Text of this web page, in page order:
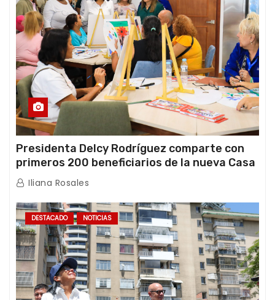
Presidenta Delcy Rodríguez comparte con
primeros 200 beneficiarios de la nueva Casa
de los Abuelos “La Primavera” en Caracas
Iliana Rosales
DESTACADO NOTICIAS